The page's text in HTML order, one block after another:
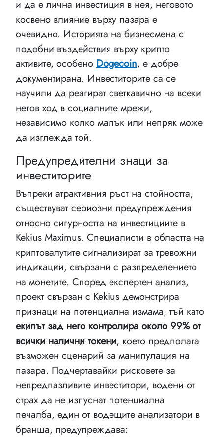
и да е лична инвестиция в нея, неговото
косвено влияние върху пазара е
очевидно. Историята на бизнесмена с
подобни въздействия върху крипто
активите, особено Dogecoin, е добре
документирана. Инвеститорите са се
научили да реагират светкавично на всеки
негов ход в социалните мрежи,
независимо колко малък или непряк може
да изглежда той.
Предупредителни знаци за
инвеститорите
Въпреки атрактивния ръст на стойността,
съществуват сериозни предупреждения
относно сигурността на инвестициите в
Kekius Maximus. Специалисти в областта на
криптовалутите сигнализират за тревожни
индикации, свързани с разпределението
на монетите. Според експертен анализ,
проект свързан с Kekius демонстрира
признаци на потенциална измама, тъй като
екипът зад него контролира около 99% от
всички налични токени, което предполага
възможен сценарий за манипулация на
пазара. Подчертавайки рисковете за
непредпазливите инвеститори, водени от
страх да не изпуснат потенциална
печалба, един от водещите анализатори в
бранша, предупреждава: